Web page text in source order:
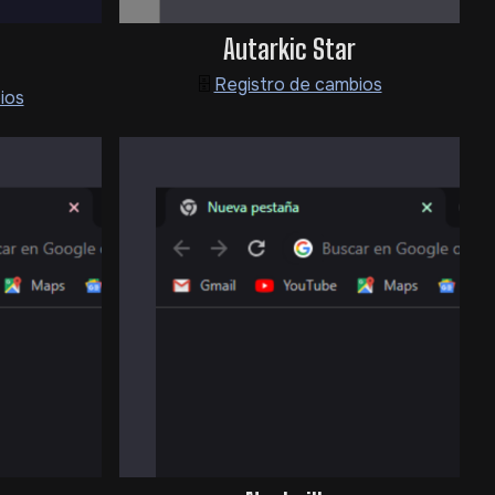
Autarkic Star
Registro de cambios